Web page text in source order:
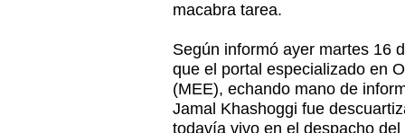
macabra tarea.
Según informó ayer martes 16
que el portal especializado en
(MEE), echando mano de
Jamal Khashoggi fue
todavía vivo en el despacho